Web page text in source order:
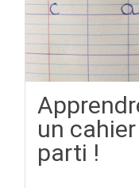
un cahier
parti !